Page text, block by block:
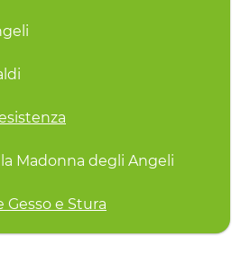
Madonna degli Angeli
Gesso e Stura